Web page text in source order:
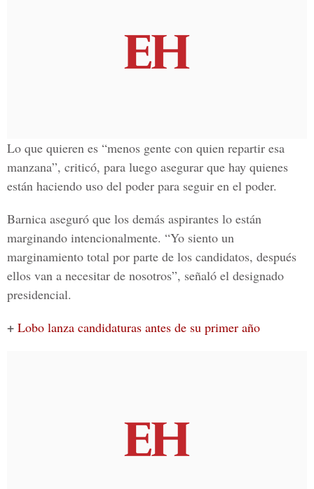
Lo que quieren es “menos gente con quien repartir esa
manzana”, criticó, para luego asegurar que hay quienes
están haciendo uso del poder para seguir en el poder.
Barnica aseguró que los demás aspirantes lo están
marginando intencionalmente. “Yo siento un
marginamiento total por parte de los candidatos, después
ellos van a necesitar de nosotros”, señaló el designado
presidencial.
+ Lobo lanza candidaturas antes de su primer año